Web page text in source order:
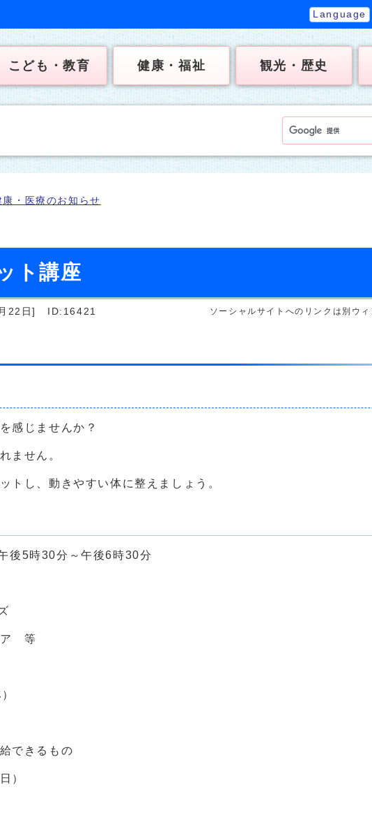
Language
こども・教育 健康・福祉 観光・歴史
康・医療のお知らせ
ト講座
22日] ID:16421 ソーシャルサイトへのリンクは別ウ
感じませんか？
ません。
トし、動きやすい体に整えましょう。
後5時30分～午後6時30分
ア 等
できるもの
）